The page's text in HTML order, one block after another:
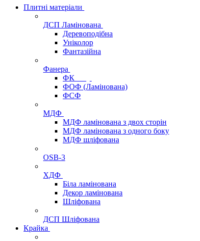
Плитні матеріали
ДСП Ламінована
Деревоподібна
Уніколор
Фантазійна
Фанера
ФК
ФОФ (Ламінована)
ФСФ
МДФ
МДФ ламінована з двох сторін
МДФ ламінована з одного боку
МДФ шліфована
OSB-3
ХДФ
Біла ламінована
Декор ламінована
Шліфована
ДСП Шліфована
Крайка